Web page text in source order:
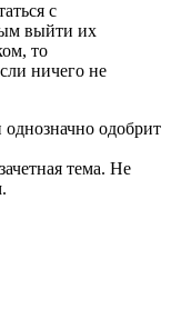
с
выйти их
то
ничего не
одобрит
тема. Не